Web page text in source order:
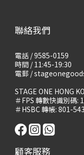
聯絡我們
電話 / 9585-0159
時間 / 11:45-19:30
電郵 /
STAGE ONE HONG
＃FPS 轉數快識別碼:
＃HSBC 轉帳: 801-
顧客服務